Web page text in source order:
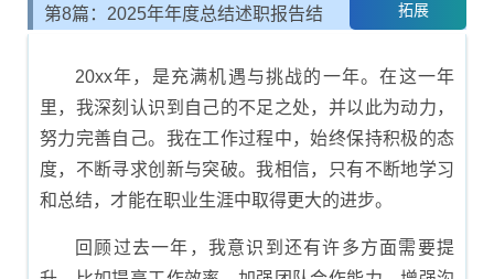
第8篇：2025年年度总结述职报告结 拓展
20xx年，是充满机遇与挑战的一年。在这一年
里，我深刻认识到自己的不足之处，并以此为动力，
努力完善自己。我在工作过程中，始终保持积极的态
度，不断寻求创新与突破。我相信，只有不断地学习
和总结，才能在职业生涯中取得更大的进步。
回顾过去一年，我意识到还有许多方面需要提